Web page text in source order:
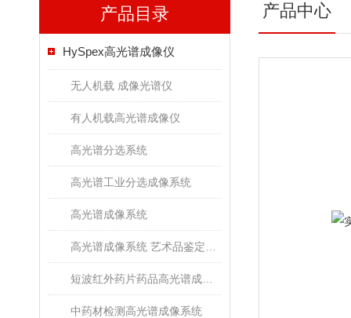
产品目录
HySpex高光谱成像仪
无人机载 成像光谱仪
有人机载高光谱成像仪
高光谱分选系统
高光谱工业分选成像系统
高光谱成像系统
中药材检测高光谱成像系统
产品中心